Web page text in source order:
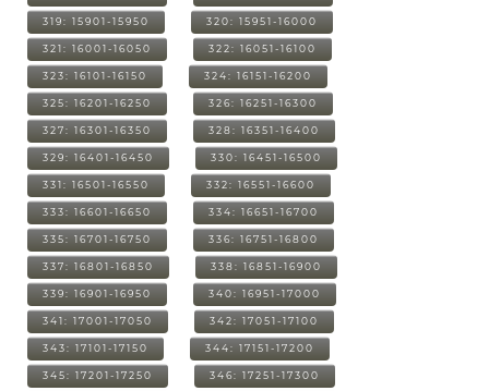
319: 15901-15950 320: 15951-16000
321: 16001-16050 322: 16051-16100
323: 16101-16150 324: 16151-16200
325: 16201-16250 326: 16251-16300
327: 16301-16350 328: 16351-16400
329: 16401-16450 330: 16451-16500
331: 16501-16550 332: 16551-16600
333: 16601-16650 334: 16651-16700
335: 16701-16750 336: 16751-16800
337: 16801-16850 338: 16851-16900
339: 16901-16950 340: 16951-17000
341: 17001-17050 342: 17051-17100
343: 17101-17150 344: 17151-17200
345: 17201-17250 346: 17251-17300